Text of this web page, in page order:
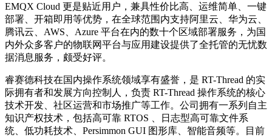
EMQX Cloud 更是贴近用户，兼具性价比高、运维简单、一键
部署、开箱即用等优势，在全球范围内支持阿里云、华为云、
腾讯云、AWS、Azure 平台在内的数十个区域部署服务，为国
内外众多客户的物联网平台与应用建设提供了全托管的无忧数
据消息服务，颇受好评。
睿赛德科技在国内操作系统领域享有盛誉，是 RT-Thread 的实
际拥有者和发展方向控制人，负责 RT-Thread 操作系统的核心
技术开发、社区运营和市场推广等工作。公司拥有一系列自主
知识产权技术，包括高可靠 RTOS 、日志型高可靠文件系
统、低功耗技术、Persimmon GUI 图形库、智能音频等。目前